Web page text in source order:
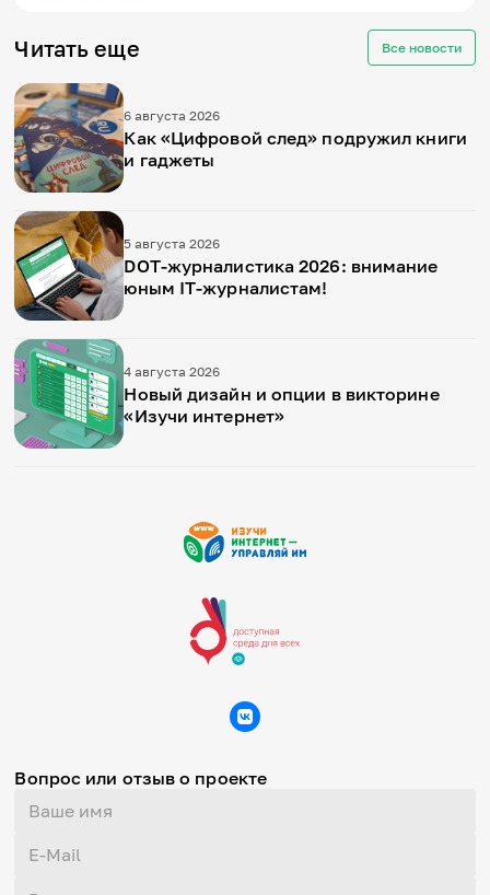
Читать еще Все новости
6 августа 2026
Как «Цифровой след» подружил книги
и гаджеты
5 августа 2026
DOT-журналистика 2026: внимание
юным IT-журналистам!
4 августа 2026
Новый дизайн и опции в викторине
«Изучи интернет»
Вопрос или отзыв о проекте